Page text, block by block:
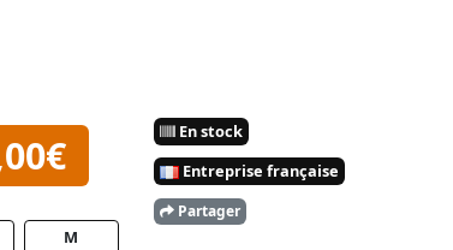
M
En stock
Entreprise française
Partager